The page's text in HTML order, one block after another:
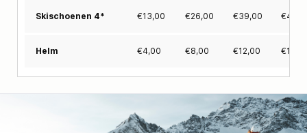
Skischoenen 4* €13,00 €26,00 €39,00 €
Helm €4,00 €8,00 €12,00 €